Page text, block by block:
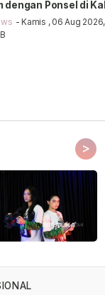
dengan Ponsel di
- Kamis , 06 Aug 2026,
>